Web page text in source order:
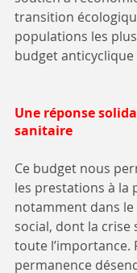
transition
populations les
budget
Une réponse
sanitaire
Ce budget nous
les prestations à la
notamment dans
social, dont la
toute l’importance.
permanence